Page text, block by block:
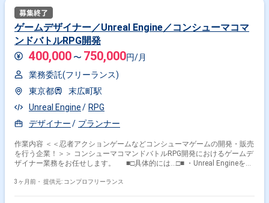
ゲームデザイナー／Unreal Engine／コンシューマコマ
ンドバトルRPG開発
400,000 〜 750,000円/月
業務委託(フリーランス)
東京都
末広町駅
Unreal Engine
RPG
デザイナー
プランナー
作業内容 ＜＜忍者アクションゲームなどコンシューマゲームの開発・販売
を行う企業！＞＞ コンシューマコマンドバトルRPG開発におけるゲームデ
ザイナー業務をお任せします。 ■□具体的には…□■ ・Unreal Engineを使
ン仕様設計、組み込み ・各アートパート／プログラマーとの連携 ・制作
3ヶ月前・ 提供元: コンプロフリーランス